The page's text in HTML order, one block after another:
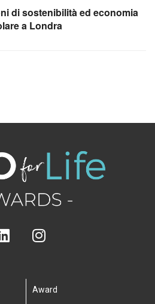
di sostenibilità ed economia
a Londra
Award